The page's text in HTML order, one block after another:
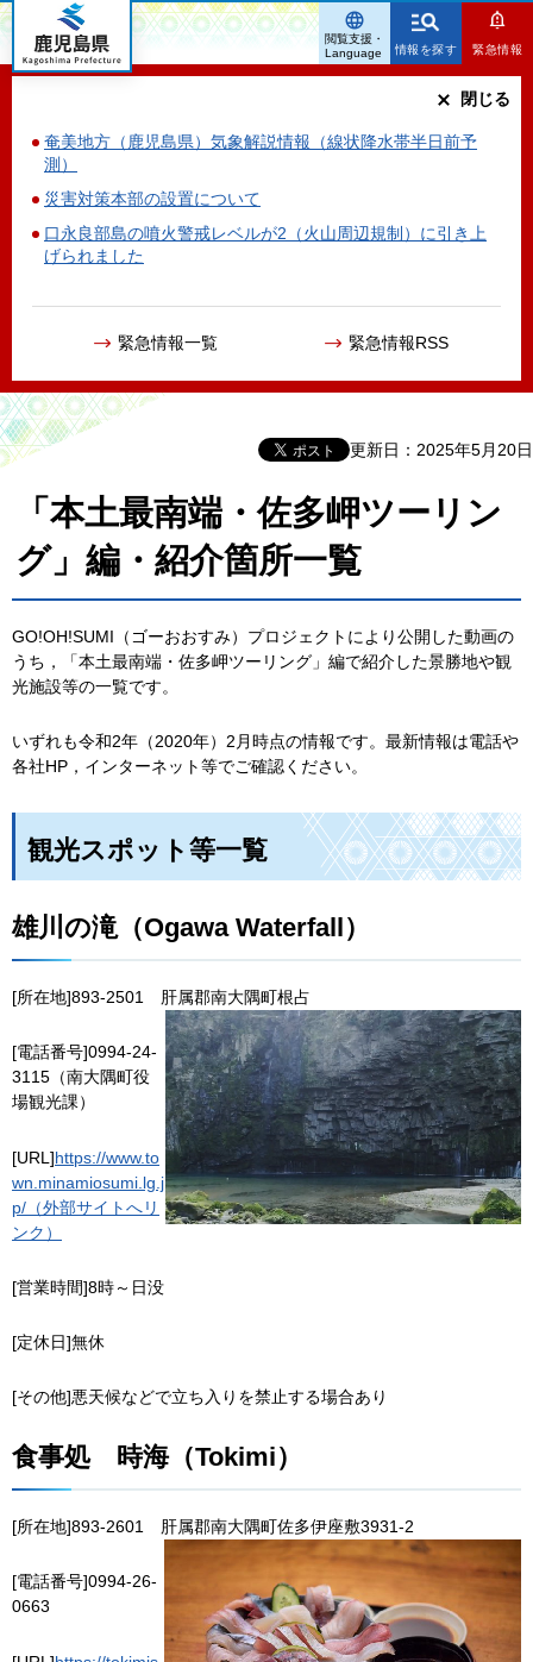
鹿児島県
情報を探す 緊急情報
奄美地方（鹿児島県）気象解説情報（線状降水帯半日前予
測）
災害対策本部の設置について
口永良部島の噴火警戒レベルが2（火山周辺規制）に引き上
げられました
緊急情報一覧 緊急情報RSS
閉じる
閲覧支援・
Language
更新日：2025年5月20日
「本土最南端・佐多岬ツーリン
グ」編・紹介箇所一覧
GO!OH!SUMI（ゴーおおすみ）プロジェクトにより公開した動画の
うち，「本土最南端・佐多岬ツーリング」編で紹介した景勝地や観
光施設等の一覧です。
いずれも令和2年（2020年）2月時点の情報です。最新情報は電話や
各社HP，インターネット等でご確認ください。
観光スポット等一覧
雄川の滝（Ogawa Waterfall）
[所在地]893-2501 肝属郡南大隅町根占
[電話番号]0994-24-
3115（南大隅町役
場観光課）
[URL]https://www.to
wn.minamiosumi.lg.j
p/（外部サイトへリ
ンク）
[営業時間]8時～日没
[定休日]無休
[その他]悪天候などで立ち入りを禁止する場合あり
食事処 時海（Tokimi）
[所在地]893-2601 肝属郡南大隅町佐多伊座敷3931-2
[電話番号]0994-26-
0663